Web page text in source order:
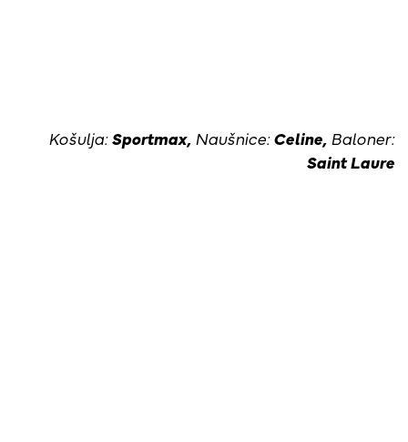
Košulja:Sportmax, Naušnice:Celine, Baloner:
Saint Laure